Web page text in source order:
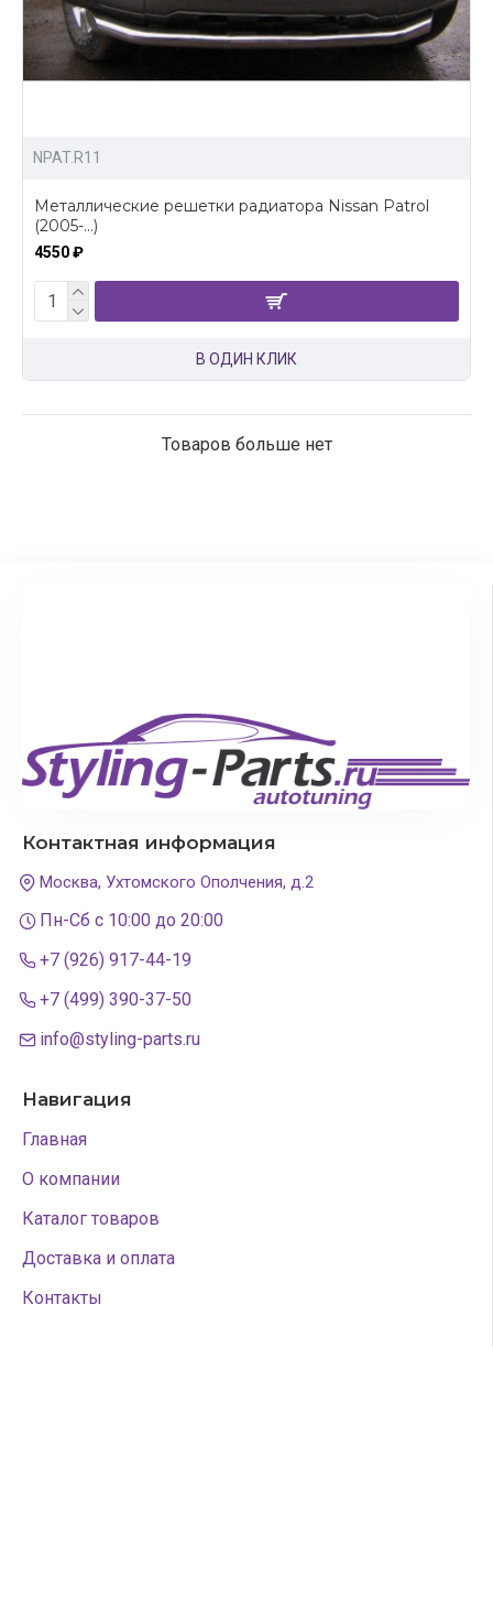
NPAT.R11
Металлические решетки радиатора Nissan Patrol
(2005-...)
4550 ₽
В ОДИН КЛИК
Товаров больше нет
Контактная информация
Москва, Ухтомского Ополчения, д.2
Пн-Сб с 10:00 до 20:00
+7 (926) 917-44-19
+7 (499) 390-37-50
info@styling-parts.ru
Навигация
Главная
О компании
Каталог товаров
Доставка и оплата
Контакты